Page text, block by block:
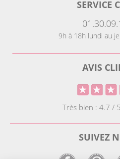
SERVICE
9h à 18h lundi au
AVIS
Très bien : 4.7 /
SUIVEZ